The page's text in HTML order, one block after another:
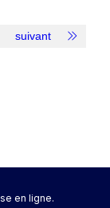
suivant
en ligne.